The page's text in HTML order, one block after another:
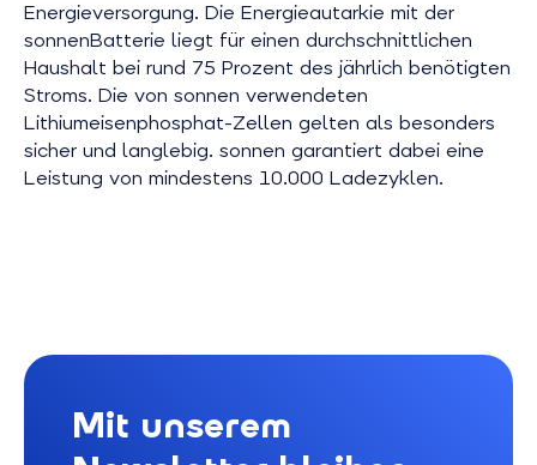
Energieversorgung. Die Energieautarkie mit der
sonnenBatterie liegt für einen durchschnittlichen
Haushalt bei rund 75 Prozent des jährlich benötigten
Stroms. Die von sonnen verwendeten
Lithiumeisenphosphat-Zellen gelten als besonders
sicher und langlebig. sonnen garantiert dabei eine
Leistung von mindestens 10.000 Ladezyklen.
Mit unserem